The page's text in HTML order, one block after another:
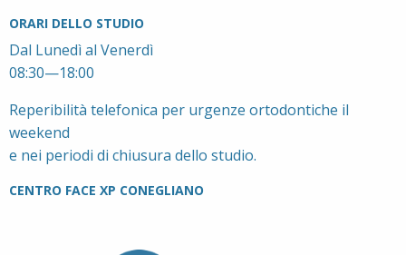
ORARI DELLO STUDIO
Dal Lunedì al Venerdì
08:30—18:00
Reperibilità telefonica per urgenze ortodontiche il
weekend
e nei periodi di chiusura dello studio.
CENTRO FACE XP CONEGLIANO